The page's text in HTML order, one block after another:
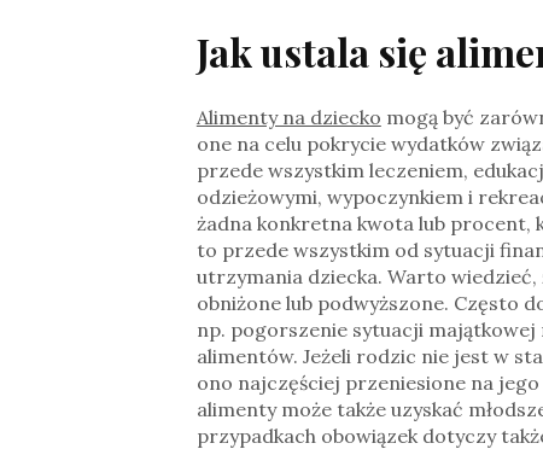
Jak ustala się
Alimenty na dziecko mogą być
one na celu pokrycie wydatków
przede wszystkim leczeniem,
odzieżowymi, wypoczynkiem i
żadna konkretna kwota lub procent,
to przede wszystkim od sytuacji
utrzymania dziecka. Warto
obniżone lub podwyższone. Często
np. pogorszenie sytuacji
alimentów. Jeżeli rodzic nie jest w
ono najczęściej przeniesione na
alimenty może także uzyskać
przypadkach obowiązek dotyczy